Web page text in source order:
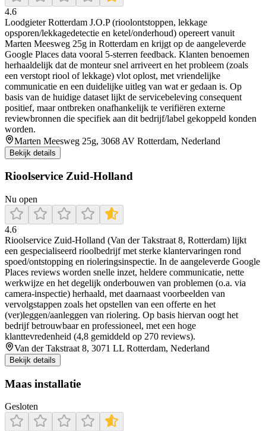
4.6
Loodgieter Rotterdam J.O.P (rioolontstoppen, lekkage
opsporen/lekkagedetectie en ketel/onderhoud) opereert vanuit
Marten Meesweg 25g in Rotterdam en krijgt op de aangeleverde
Google Places data vooral 5-sterren feedback. Klanten benoemen
herhaaldelijk dat de monteur snel arriveert en het probleem (zoals
een verstopt riool of lekkage) vlot oplost, met vriendelijke
communicatie en een duidelijke uitleg van wat er gedaan is. Op
basis van de huidige dataset lijkt de servicebeleving consequent
positief, maar ontbreken onafhankelijk te verifiëren externe
reviewbronnen die specifiek aan dit bedrijf/label gekoppeld konden
worden.
Marten Meesweg 25g, 3068 AV Rotterdam, Nederland
Bekijk details
Rioolservice Zuid-Holland
Nu open
4.6
Rioolservice Zuid-Holland (Van der Takstraat 8, Rotterdam) lijkt
een gespecialiseerd rioolbedrijf met sterke klantervaringen rond
spoed/ontstopping en rioleringsinspectie. In de aangeleverde Google
Places reviews worden snelle inzet, heldere communicatie, nette
werkwijze en het degelijk onderbouwen van problemen (o.a. via
camera-inspectie) herhaald, met daarnaast voorbeelden van
vervolgstappen zoals het opstellen van een offerte en het
(ver)leggen/aanleggen van riolering. Op basis hiervan oogt het
bedrijf betrouwbaar en professioneel, met een hoge
klanttevredenheid (4,8 gemiddeld op 270 reviews).
Van der Takstraat 8, 3071 LL Rotterdam, Nederland
Bekijk details
Maas installatie
Gesloten